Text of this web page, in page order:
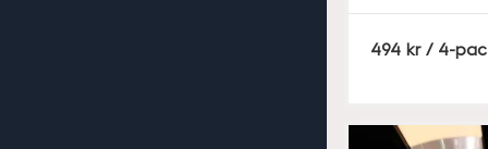
494 S / 4-